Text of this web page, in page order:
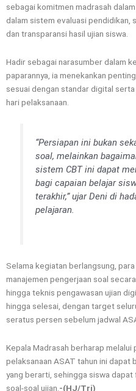
sebagai komitmen madrasah
dalam sistem evaluasi pendidikan,
dan transparansi hasil ujian siswa.
Hadir sebagai narasumber dalam
paparannya, ia menekankan
sesuai dengan standar digital
hari pelaksanaan.
“Persiapan ini bukan
soal, melainkan
sistem CBT ini dapat
bagi capaian belajar
terakhir,” ujar Deni di
pelajaran.
Selama kegiatan berlangsung,
manajemen pengerjaan soal
hingga teknis pengawasan ujian
hingga selesai, dengan target
seratus persen sebelum jadwal
Kepala Madrasah berharap melalui
pelaksanaan ASAT tahun ini dapat
yang berarti, sehingga siswa
soal-soal ujian. -(HJ/Tri)